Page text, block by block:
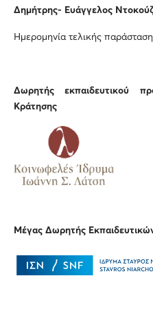
Δημήτρης- Ευάγγελος
Ημερομηνία τελικής
Δωρητής εκπαιδευτικού
Κράτησης
Μέγας Δωρητής